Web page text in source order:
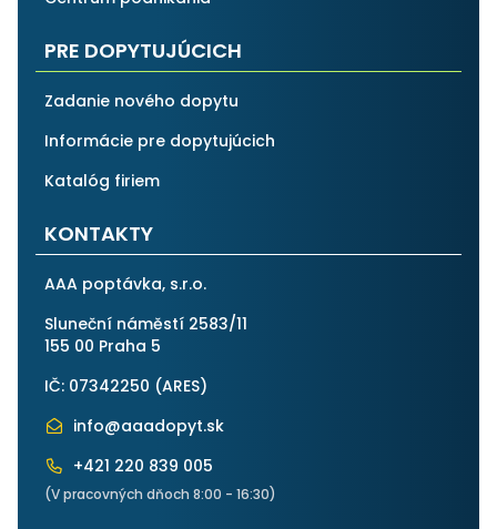
PRE DOPYTUJÚCICH
Zadanie nového dopytu
Informácie pre dopytujúcich
Katalóg firiem
KONTAKTY
AAA poptávka, s.r.o.
Sluneční náměstí 2583/11
155 00 Praha 5
IČ: 07342250 (ARES)
info@aaadopyt.sk
+421 220 839 005
(V pracovných dňoch 8:00 - 16:30)